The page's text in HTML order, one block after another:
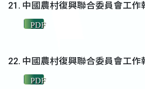
中國農村復興聯合委員會工作
PDF
中國農村復興聯合委員會工作
PDF